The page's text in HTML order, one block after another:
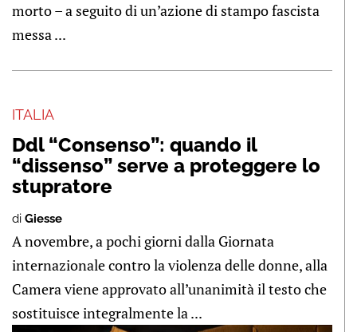
morto – a seguito di un’azione di stampo fascista
messa ...
ITALIA
Ddl “Consenso”: quando il
“dissenso” serve a proteggere lo
stupratore
di Giesse
A novembre, a pochi giorni dalla Giornata
internazionale contro la violenza delle donne, alla
Camera viene approvato all’unanimità il testo che
sostituisce integralmente la ...